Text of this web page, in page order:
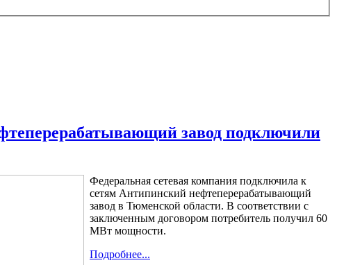
завод подключили
Федеральная сетевая компания подключила к
сетям Антипинский нефтеперерабатывающий
завод в Тюменской области. В соответствии с
заключенным договором потребитель получил 60
МВт мощности.
Подробнее...